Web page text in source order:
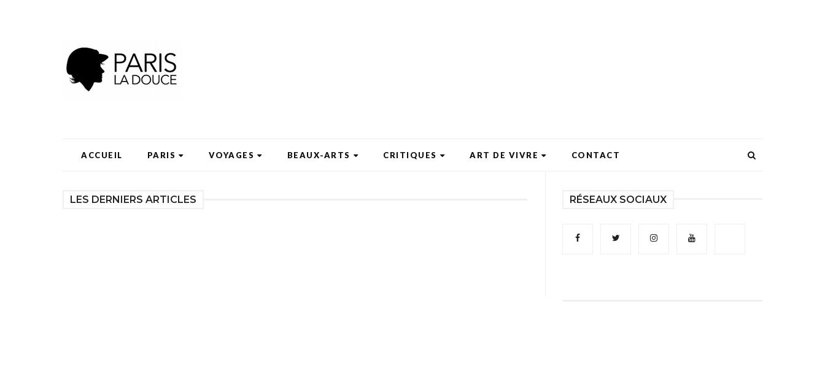
ACCUEIL PARIS VOYAGES BEAUX-ARTS CRITIQUES ART DE VIVRE CONTACT
LES DERNIERS ARTICLES RÉSEAUX SOCIAUX